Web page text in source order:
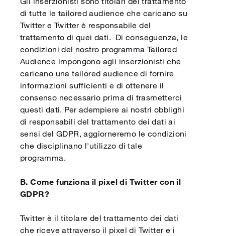
di tutte le tailored audience che caricano su
Twitter e Twitter è responsabile del
trattamento di quei dati. Di conseguenza, le
condizioni del nostro programma Tailored
Audience impongono agli inserzionisti che
caricano una tailored audience di fornire
informazioni sufficienti e di ottenere il
consenso necessario prima di trasmetterci
questi dati. Per adempiere ai nostri obblighi
di responsabili del trattamento dei dati ai
sensi del GDPR, aggiorneremo le condizioni
che disciplinano l'utilizzo di tale
programma.
B. Come funziona il pixel di Twitter con il
GDPR?
Twitter è il titolare del trattamento dei dati
che riceve attraverso il pixel di Twitter e i